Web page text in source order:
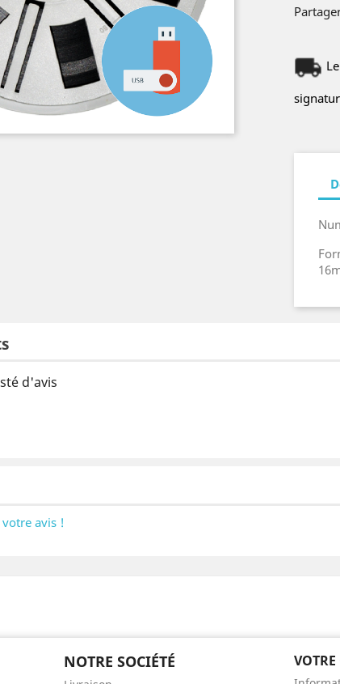
d'avis
avis !
NOTRE SOCIÉTÉ VOTRE